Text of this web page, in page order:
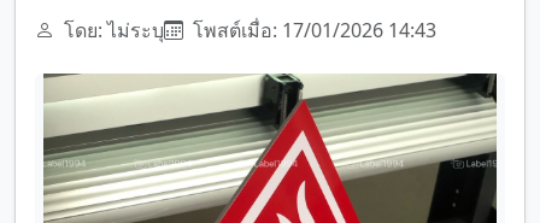
โดย: ไม่ระบุ โพสต์เมื่อ: 17/01/2026 14:43